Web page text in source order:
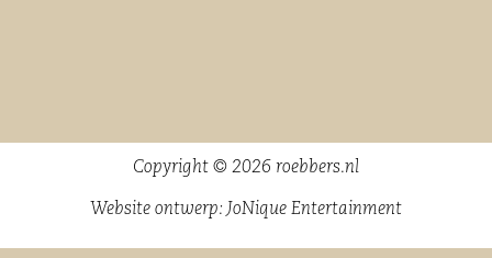
Copyright © 2026 roebbers.nl
Website ontwerp: JoNique Entertainment